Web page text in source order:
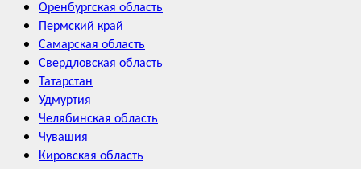
Оренбургская область
Пермский край
Самарская область
Свердловская область
Татарстан
Удмуртия
Челябинская область
Чувашия
Кировская область